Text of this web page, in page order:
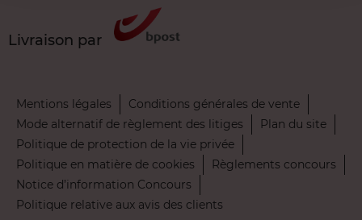
Livraison par
Mentions légales
Conditions générales de vente
Mode alternatif de règlement des litiges
Plan du site
Politique de protection de la vie privée
Politique en matière de cookies
Règlements concours
Notice d’information Concours
Politique relative aux avis des clients